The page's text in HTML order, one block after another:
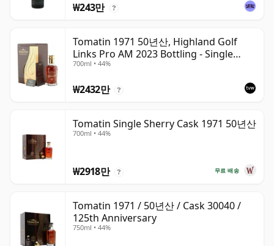
₩243만 ?
Tomatin 1971 50년산, Highland Golf
Links Pro AM 2023 Bottling - Single
Cask 30040
700ml • 44%
₩2432만 ?
Tomatin Single Sherry Cask 1971 50년산
700ml • 44%
무료 배송
₩2918만 ?
Tomatin 1971 / 50년산 / Cask 30040 /
125th Anniversary
750ml • 44%